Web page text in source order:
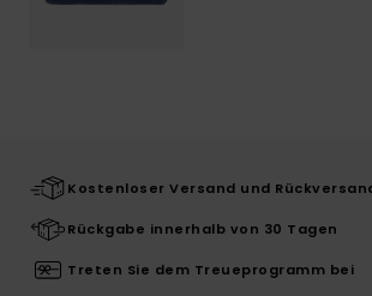
Kostenloser Versand und
Rückgabe innerhalb von 30 Tagen
Treten Sie dem Treueprogramm bei